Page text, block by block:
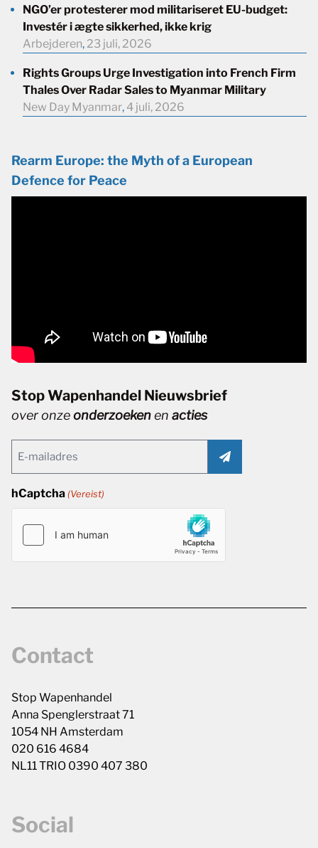
NGO’er protesterer mod militariseret EU-budget:
Investér i ægte sikkerhed, ikke krig
Arbejderen, 23 juli, 2026
Rights Groups Urge Investigation into French Firm
Thales Over Radar Sales to Myanmar Military
New Day Myanmar, 4 juli, 2026
Rearm Europe: the Myth of a European
Defence for Peace
Stop Wapenhandel Nieuwsbrief
over onzeonderzoekenen acties
(Vereist)
hCaptcha (Vereist)
Contact
Stop Wapenhandel
Anna Spenglerstraat 71
1054 NH Amsterdam
020 616 4684
NL11 TRIO 0390 407 380
Social